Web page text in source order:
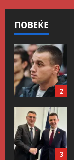
ПОВЕЌЕ
2
3